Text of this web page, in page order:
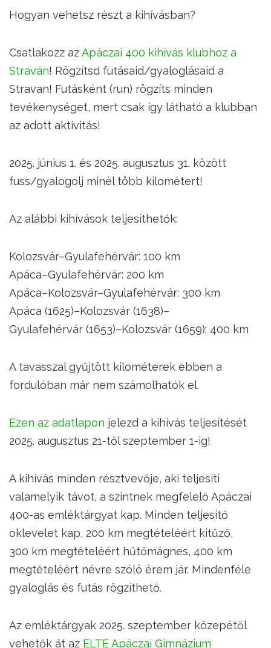
Hogyan vehetsz részt a kihívásban?
Csatlakozz azApáczai 400 kihívás klubhoz a
Straván! Rögzítsd futásaid/gyaloglásaid a
Stravan! Futásként (run) rögzíts minden
tevékenységet, mert csak így látható a klubban
az adott aktivitás!
2025. június 1. és 2025. augusztus 31. között
fuss/gyalogolj minél több kilométert!
Az alábbi kihívások teljesíthetők:
Kolozsvár–Gyulafehérvár: 100 km
Apáca–Gyulafehérvár: 200 km
Apáca–Kolozsvár–Gyulafehérvár: 300 km
Apáca (1625)–Kolozsvár (1638)–
Gyulafehérvár (1653)–Kolozsvár (1659): 400 km
A tavasszal gyűjtött kilométerek ebben a
fordulóban már nem számolhatók el.
Ezen az adatlapon jelezd a kihívás teljesítését
2025. augusztus 21-től szeptember 1-ig!
A kihívás minden résztvevője, aki teljesíti
valamelyik távot, a szintnek megfelelő Apáczai
400-as emléktárgyat kap. Minden teljesítő
oklevelet kap, 200 km megtételéért kitűző,
300 km megtételéért hűtőmágnes, 400 km
megtételéért névre szóló érem jár. Mindenféle
gyaloglás és futás rögzíthető.
Az emléktárgyak 2025. szeptember közepétől
vehetők át az ELTE Apáczai Gimnázium